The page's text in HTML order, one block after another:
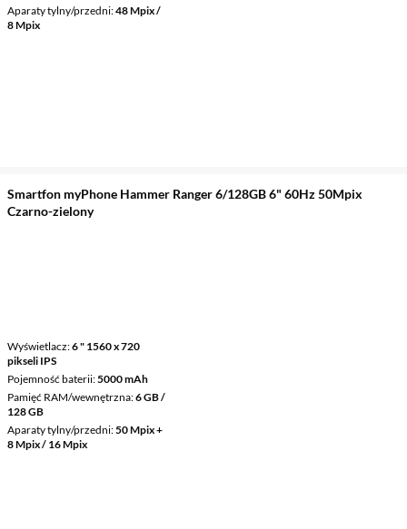
Aparaty tylny/przedni 48 Mpix /
8 Mpix
Smartfon myPhone Hammer Ranger 6/128GB 6" 60Hz 50Mpix
Czarno-zielony
Wyświetlacz 6 " 1560 x 720
pikseli IPS
Pojemność baterii 5000 mAh
Pamięć RAM/wewnętrzna 6 GB /
128 GB
Aparaty tylny/przedni 50 Mpix +
8 Mpix / 16 Mpix